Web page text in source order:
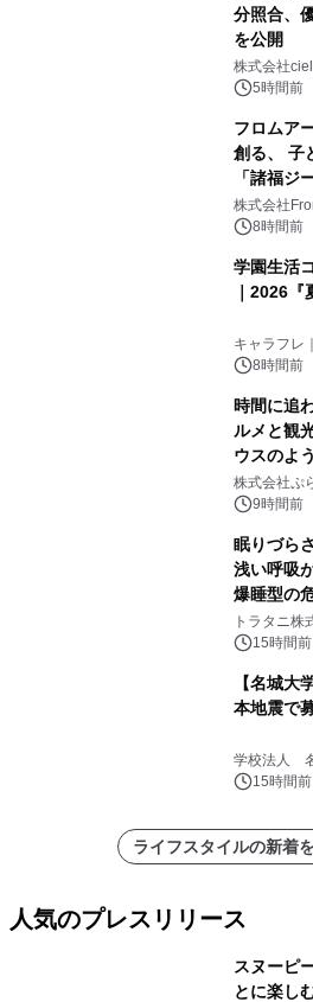
分照合、
を公開
株式会社
5時間前
フロムア
創る、 子
「諸福ジ
(日)開催
株式会社
8時間前
学園生活
｜2026
キャラフレ
デザインズ
8時間前
時間に追
ルメと観
ウスのよ
サウナも
得な素泊
株式会社ぷ
9時間前
眠りづら
浅い呼吸
爆睡型の
説
トラタニ株
15時間前
【名城大
本地震で
学校法人
15時間前
ライフスタイルの新着
人気のプレスリリース
スヌーピ
とに楽し